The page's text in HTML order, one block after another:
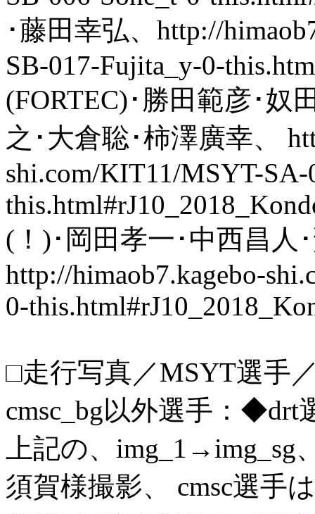
･藤田幸弘、http://
SB-017-Fujita_y-0-
(FORTEC)･勝田範彦･奴
之･大倉聡･柿澤廣幸、
shi.com/KIT11/MSYT-SA-
(！)･岡田孝一･中西昌人
http://himaob7.kagebo-
0-
□走行写真／MSYT選手
cmsc_bg以外選手：
上記の、
須賀様撮影、 cmsc選手